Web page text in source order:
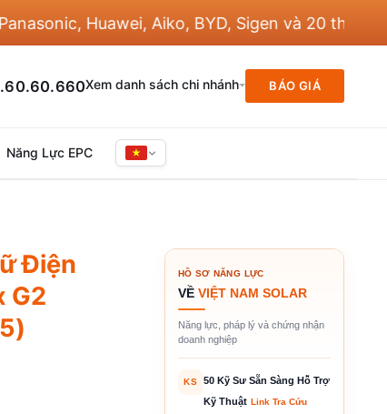
Huawei, Aiko, BYD, Sigen và 20 thương hiệu
Xem danh sách chi nhánh BÁO GIÁ
Năng Lực EPC
Điện
G2
HỒ SƠ NĂNG LỰC
VỀ VIỆT NAM SOLAR
Năng lực, pháp lý và chứng nhận
doanh nghiệp
KS
50 Kỹ Sư Sẵn Sàng Hỗ Trợ
Kỹ Thuật Link Tra Cứu